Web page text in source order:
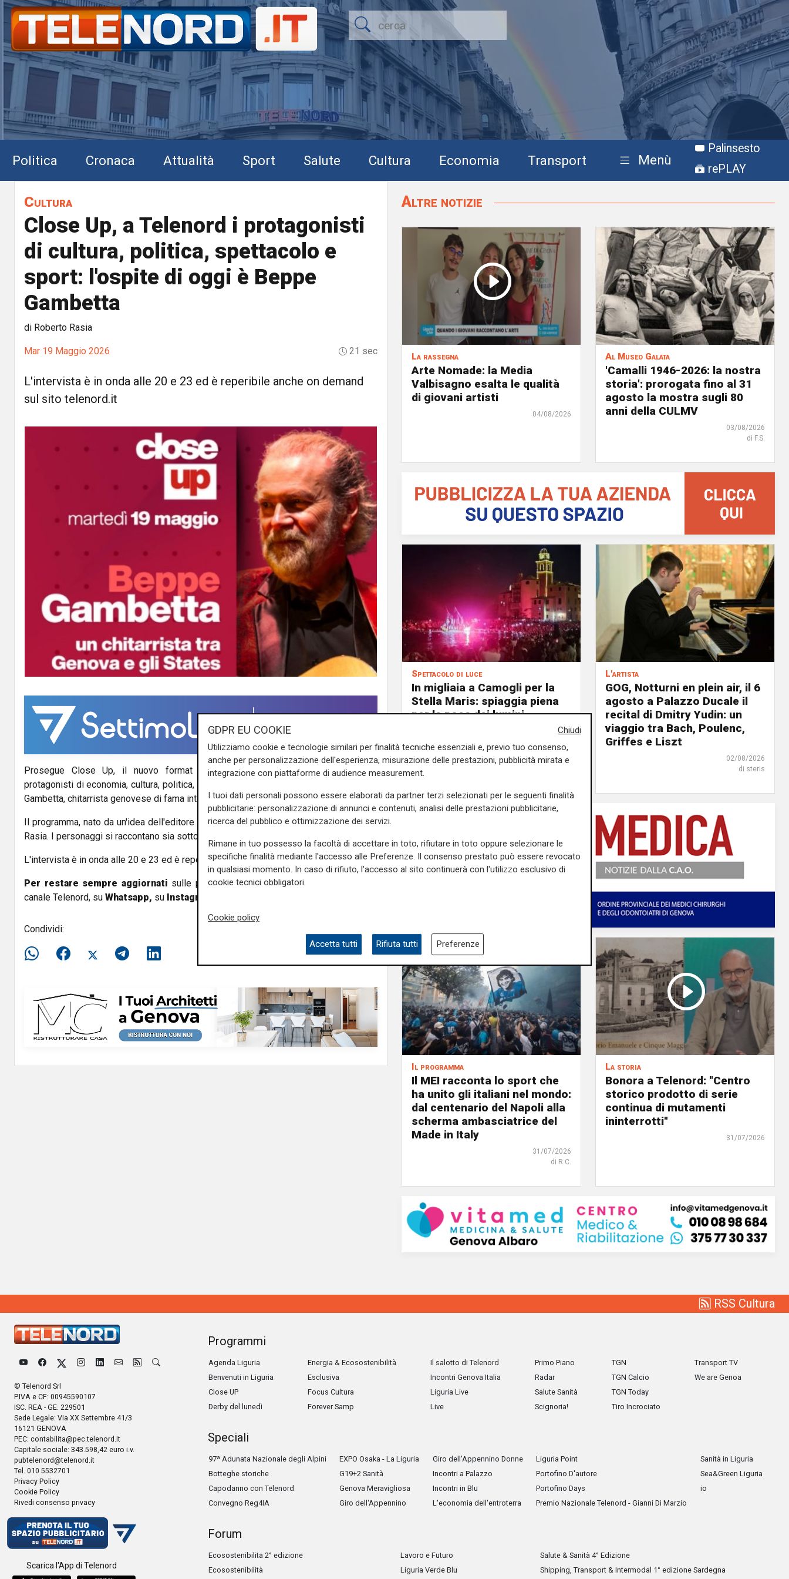
Politica Cronaca Attualità Sport Salute Cultura Economia Transport Menù
Palinsesto
rePLAY
Cultura
Close Up, a Telenord i protagonisti
di cultura, politica, spettacolo e
sport: l'ospite di oggi è Beppe
Gambetta
di Roberto Rasia
Mar 19 Maggio 2026 21 sec
L'intervista è in onda alle 20 e 23 ed è reperibile anche on demand
sul sito telenord.it
Prosegue Close Up, il nuovo format di Telenord con interviste esclusive ai
protagonisti di economia, cultura, politica, spettacolo e sport: l'ospite di oggi è Beppe
Gambetta, chitarrista genovese di fama internazionale.
Il programma, nato da un'idea dell'editore Massimiliano Monti, è condotto da Roberto
Rasia. I personaggi si raccontano sia sotto l'aspetto professionale che umano.
L'intervista è in onda alle 20 e 23 ed è reperibile anche on demand sul sito telenord.it
Per restare sempre aggiornati sulle principali notizie sulla Liguria seguiteci sul
canale Telenord, su Whatsapp, su Instagram
Condividi:
Altre notizie
La rassegna
Arte Nomade: la Media
Valbisagno esalta le qualità
di giovani artisti
04/08/2026
Al Museo Galata
'Camalli 1946-2026: la nostra
storia': prorogata fino al 31
agosto la mostra sugli 80
anni della CULMV
03/08/2026
di F.S.
Spettacolo di luce
In migliaia a Camogli per la
Stella Maris: spiaggia piena
per la posa dei lumini
03/08/2026
L'artista
GOG, Notturni en plein air, il 6
agosto a Palazzo Ducale il
recital di Dmitry Yudin: un
viaggio tra Bach, Poulenc,
Griffes e Liszt
02/08/2026
di steris
Il programma
Il MEI racconta lo sport che
ha unito gli italiani nel mondo:
dal centenario del Napoli alla
scherma ambasciatrice del
Made in Italy
31/07/2026
di R.C.
La storia
Bonora a Telenord: "Centro
storico prodotto di serie
continua di mutamenti
ininterrotti"
31/07/2026
RSS Cultura
© Telenord Srl
P.IVA e CF: 00945590107
ISC. REA - GE: 229501
Sede Legale: Via XX Settembre 41/3
16121 GENOVA
PEC: contabilita@pec.telenord.it
Capitale sociale: 343.598,42 euro i.v.
pubtelenord@telenord.it
Tel. 010 5532701
Privacy Policy
Cookie Policy
Rivedi consenso privacy
Scarica l'App di Telenord
Programmi
Agenda Liguria
Benvenuti in Liguria
Close UP
Derby del lunedì
Energia & Ecosostenibilità
Esclusiva
Focus Cultura
Forever Samp
Il salotto di Telenord
Incontri Genova Italia
Liguria Live
Live
Primo Piano
Radar
Salute Sanità
Scignoria!
TGN
TGN Calcio
TGN Today
Tiro Incrociato
Transport TV
We are Genoa
Speciali
97ª Adunata Nazionale degli Alpini
Botteghe storiche
Capodanno con Telenord
Convegno Reg4IA
EXPO Osaka - La Liguria
G19+2 Sanità
Genova Meravigliosa
Giro dell'Appennino
Giro dell'Appennino Donne
Incontri a Palazzo
Incontri in Blu
L'economia dell'entroterra
Liguria Point
Portofino D'autore
Portofino Days
Premio Nazionale Telenord - Gianni Di Marzio
Sanità in Liguria
Sea&Green Liguria
io
Forum
Ecosostenibilita 2° edizione
Ecosostenibilità
Lavoro e Futuro
Liguria Verde Blu
Salute & Sanità 4° Edizione
Shipping, Transport & Intermodal 1° edizione Sardegna
Chiudi
GDPR EU COOKIE
Utilizziamo cookie e tecnologie similari per finalità tecniche essenziali e, previo tuo consenso,
anche per personalizzazione dell'esperienza, misurazione delle prestazioni, pubblicità mirata e
integrazione con piattaforme di audience measurement.
I tuoi dati personali possono essere elaborati da partner terzi selezionati per le seguenti finalità
pubblicitarie: personalizzazione di annunci e contenuti, analisi delle prestazioni pubblicitarie,
ricerca del pubblico e ottimizzazione dei servizi.
Rimane in tuo possesso la facoltà di accettare in toto, rifiutare in toto oppure selezionare le
specifiche finalità mediante l'accesso alle Preferenze. Il consenso prestato può essere revocato
in qualsiasi momento. In caso di rifiuto, l'accesso al sito continuerà con l'utilizzo esclusivo di
cookie tecnici obbligatori.
Cookie policy
Accetta tutti Rifiuta tutti Preferenze